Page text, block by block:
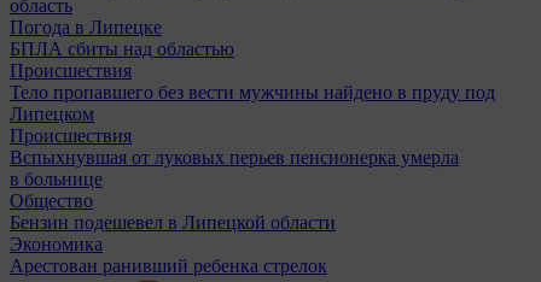
область
Погода в Липецке
БПЛА сбиты над областью
Происшествия
Тело пропавшего без вести мужчины найдено в пруду под
Липецком
Происшествия
Вспыхнувшая от луковых перьев пенсионерка умерла
в больнице
Общество
Бензин подешевел в Липецкой области
Экономика
Арестован ранивший ребенка стрелок